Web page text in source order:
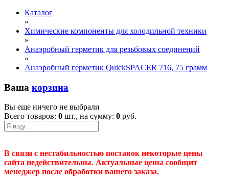
Каталог
»
Химические компоненты для холодильной техники
»
Анаэробный герметик для резьбовых соединений
»
Анаэробный герметик QuickSPACER 716, 75 грамм
Ваша корзина
Вы еще ничего не выбрали
Всего товаров: 0 шт., на сумму: 0 руб.
В связи с нестабильностью поставок некоторые цены
сайта недействительны. Актуальные цены сообщит
менеджер после обработки вашего заказа.